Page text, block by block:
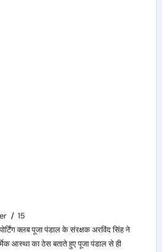
15
क्लब पूजा पंडाल के संरक्षक अरविंद सिंह ने
आस्था का ठेस बताते हुए पूजा पंडाल से ही